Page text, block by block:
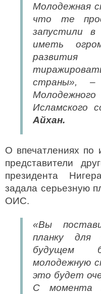
Молодежная
что те
запустили
иметь
страны», –
Молодежного
Исламского
Айхан.
О впечатлениях по
представители
президента
задала серьезную
ОИС.
«Вы
планку
будущем
молодежную
это будет
С момента